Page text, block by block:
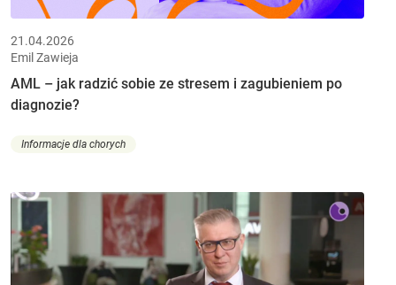
21.04.2026
Emil Zawieja
AML – jak radzić sobie ze stresem i zagubieniem po
diagnozie?
Informacje dla chorych